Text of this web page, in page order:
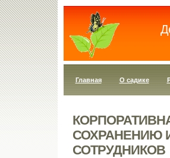
Главная О садике
СОХРАНЕНИЮ
СОТРУДНИКОВ